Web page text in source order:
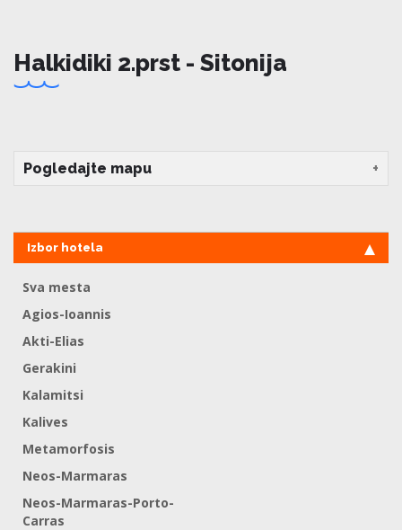
Halkidiki 2.prst - Sitonija
Pogledajte mapu
Izbor hotela
Sva mesta
Agios-Ioannis
Akti-Elias
Gerakini
Kalamitsi
Kalives
Metamorfosis
Neos-Marmaras
Neos-Marmaras-Porto-
Carras